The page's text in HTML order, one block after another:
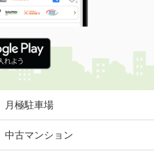
月極駐車場
中古マンション